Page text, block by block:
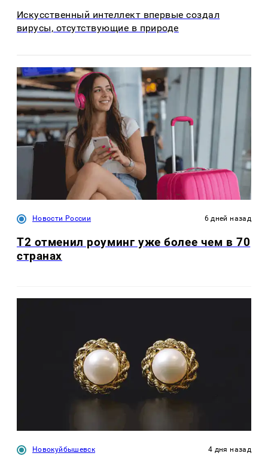
Искусственный интеллект впервые создал
вирусы, отсутствующие в природе
Новости России 6 дней назад
Т2 отменил роуминг уже более чем в 70
странах
Новокуйбышевск 4 дня назад